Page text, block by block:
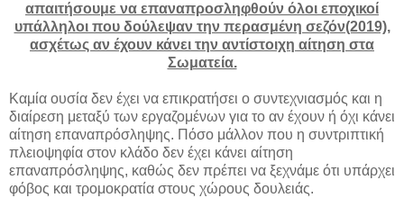
απαιτήσουμε να επαναπροσληφθούν όλοι εποχικοί
υπάλληλοι που δούλεψαν την περασμένη σεζόν(2019),
ασχέτως αν έχουν κάνει την αντίστοιχη αίτηση στα
Σωματεία.
Καμία ουσία δεν έχει να επικρατήσει ο συντεχνιασμός και η
διαίρεση μεταξύ των εργαζομένων για το αν έχουν ή όχι κάνει
αίτηση επαναπρόσληψης. Πόσο μάλλον που η συντριπτική
πλειοψηφία στον κλάδο δεν έχει κάνει αίτηση
επαναπρόσληψης, καθώς δεν πρέπει να ξεχνάμε ότι υπάρχει
φόβος και τρομοκρατία στους χώρους δουλειάς.